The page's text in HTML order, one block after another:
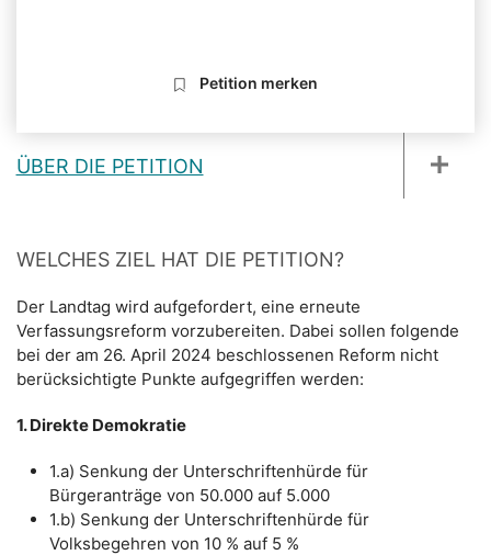
Petition merken
ÜBER DIE PETITION
WELCHES ZIEL HAT DIE PETITION?
Der Landtag wird aufgefordert, eine erneute
Verfassungsreform vorzubereiten. Dabei sollen folgende
bei der am 26. April 2024 beschlossenen Reform nicht
berücksichtigte Punkte aufgegriffen werden:
1. Direkte Demokratie
1.a) Senkung der Unterschriftenhürde für
Bürgeranträge von 50.000 auf 5.000
1.b) Senkung der Unterschriftenhürde für
Volksbegehren von 10 % auf 5 %